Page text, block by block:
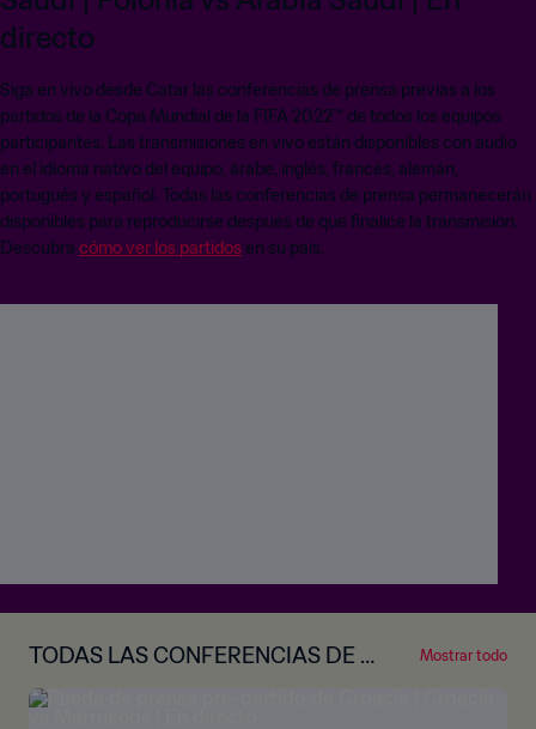
directo
Siga en vivo desde Catar las conferencias de prensa previas a los
partidos de la Copa Mundial de la FIFA 2022™ de todos los equipos
participantes. Las transmisiones en vivo están disponibles con audio
en el idioma nativo del equipo, árabe, inglés, francés, alemán,
portugués y español. Todas las conferencias de prensa permanecerán
disponibles para reproducirse después de que finalice la transmisión.
Descubra cómo ver los partidos en su país.
TODAS LAS CONFERENCIAS DE P
RENSA PREVIAS A LOS PARTIDOS
Mostrar todo